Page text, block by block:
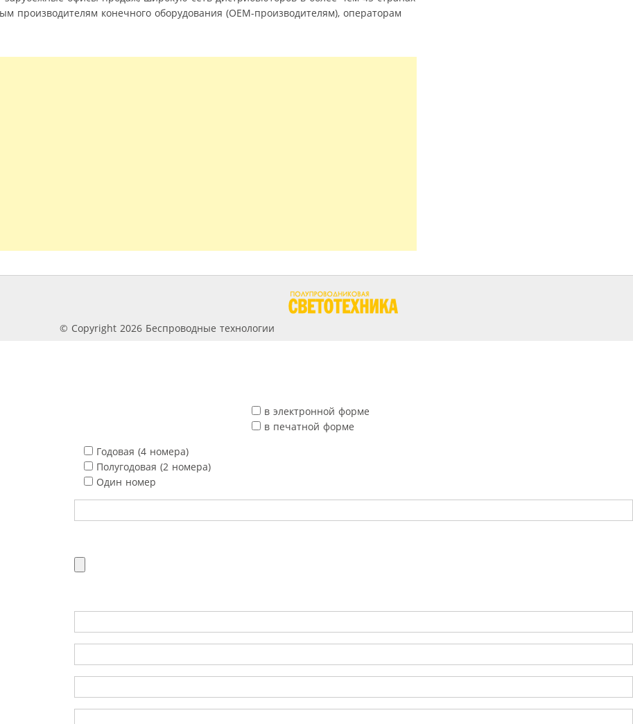
производителям конечного оборудования (OEM-производителям), операторам
© Copyright 2026 Беспроводные технологии
в электронной форме
в печатной форме
Годовая (4 номера)
Полугодовая (2 номера)
Один номер